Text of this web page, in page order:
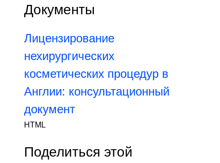
Документы
Лицензирование
нехирургических
косметических процедур в
Англии: консультационный
документ
HTML
Поделиться этой